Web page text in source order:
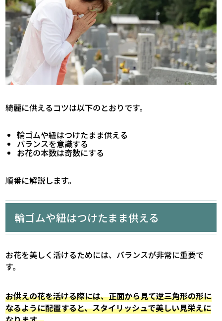
綺麗に供えるコツは以下のとおりです。
輪ゴムや紐はつけたまま供える
バランスを意識する
お花の本数は奇数にする
順番に解説します。
輪ゴムや紐はつけたまま供える
お花を美しく活けるためには、バランスが非常に重要で
す。
お供えの花を活ける際には、正面から見て逆三角形の形に
なるように配置すると、スタイリッシュで美しい見栄えに